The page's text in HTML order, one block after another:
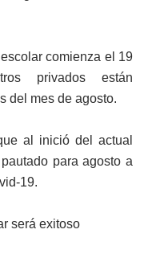
comienza el 19
privados están
del mes de agosto.
al inició del actual
para agosto a
19.
será exitoso